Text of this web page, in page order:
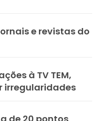
e revistas do
à TV TEM,
irregularidades